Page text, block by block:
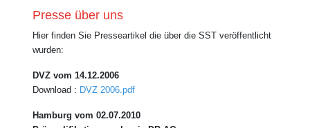
Presse über uns
Hier finden Sie Presseartikel die über die SST veröffentlicht
wurden:
DVZ vom 14.12.2006
Download : DVZ 2006.pdf
Hamburg vom 02.07.2010